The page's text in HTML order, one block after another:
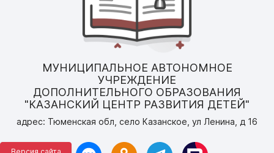
МУНИЦИПАЛЬНОЕ АВТОНОМНОЕ
УЧРЕЖДЕНИЕ
ДОПОЛНИТЕЛЬНОГО ОБРАЗОВАНИЯ
"КАЗАНСКИЙ ЦЕНТР РАЗВИТИЯ ДЕТЕЙ"
адрес: Тюменская обл, село Казанское, ул Ленина, д 16